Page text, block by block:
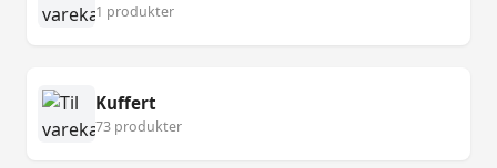
1 produkter
Kuffert
73 produkter